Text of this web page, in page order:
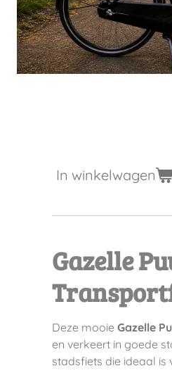
In winkelwagen
Gazelle
Deze mooie Gazelle
en verkeert in goede
stadsfiets die ideaal is